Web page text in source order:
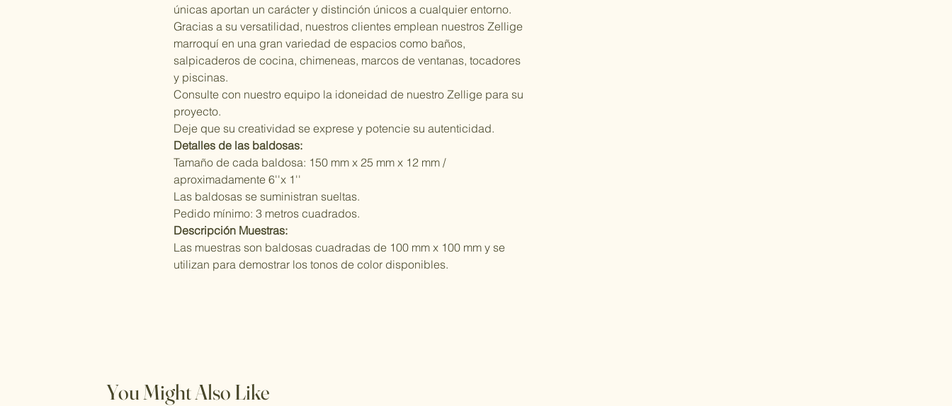
únicas aportan un carácter y distinción únicos a cualquier entorno.
Gracias a su versatilidad, nuestros clientes emplean nuestros Zellige
marroquí en una gran variedad de espacios como baños,
salpicaderos de cocina, chimeneas, marcos de ventanas, tocadores
y piscinas.
Consulte con nuestro equipo la idoneidad de nuestro Zellige para su
proyecto.
Deje que su creatividad se exprese y potencie su autenticidad.
Detalles de las baldosas:
Tamaño de cada baldosa: 150 mm x 25 mm x 12 mm /
aproximadamente 6''x 1''
Las baldosas se suministran sueltas.
Pedido mínimo: 3 metros cuadrados.
Descripción Muestras:
Las muestras son baldosas cuadradas de 100 mm x 100 mm y se
utilizan para demostrar los tonos de color disponibles.
You Might Also Like